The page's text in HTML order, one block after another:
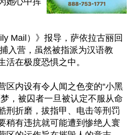
Mail）》报导，萨依拉古丽回
入营，虽然被指派为汉语教
活在极度恐惧之中。
区内设有令人闻之色变的“小黑
，被囚者一旦被认定不服从命
刑折磨，拔指甲、电击等刑罚
稍有违抗就可能遭到惨绝人寰